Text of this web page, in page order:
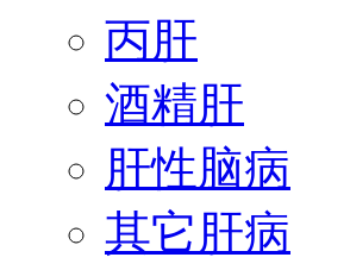
丙肝
酒精肝
肝性脑病
其它肝病